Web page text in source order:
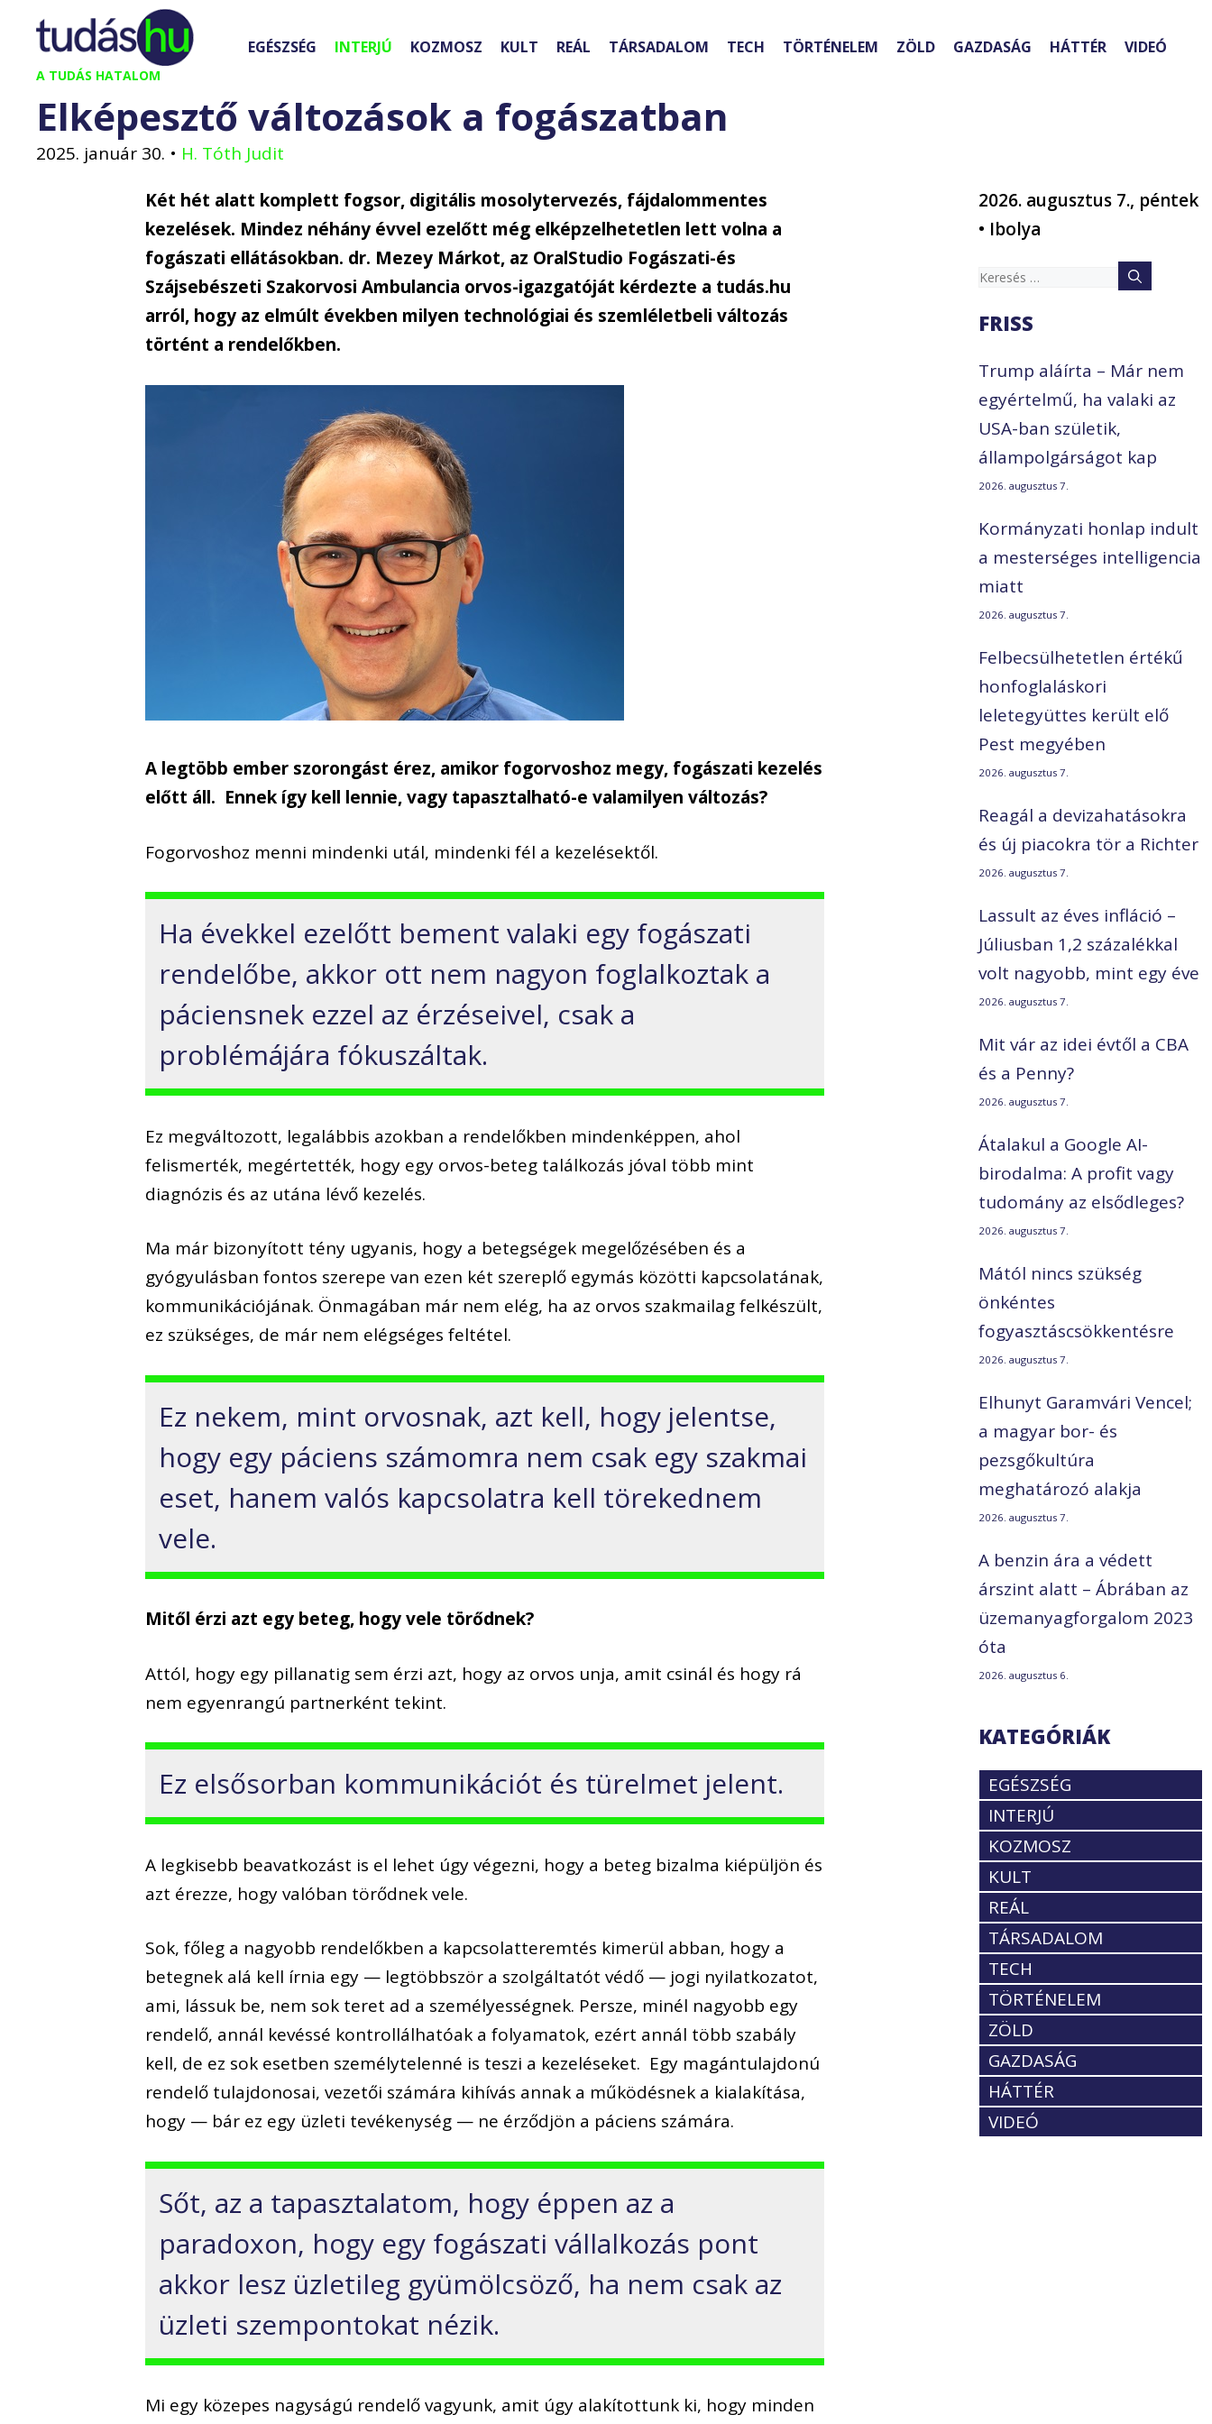
Kilépés
tartalomba
A TUDÁS HATALOM
EGÉSZSÉG INTERJÚ KOZMOSZ KULT REÁL TÁRSADALOM TECH TÖRTÉNELEM ZÖLD GAZDASÁG HÁTTÉR VIDEÓ
Elképesztő változások a fogászatban
2025. január 30. • H. Tóth Judit
Két hét alatt komplett fogsor, digitális mosolytervezés, fájdalommentes
kezelések. Mindez néhány évvel ezelőtt még elképzelhetetlen lett volna a
fogászati ellátásokban. dr. Mezey Márkot, az OralStudio Fogászati-és
Szájsebészeti Szakorvosi Ambulancia orvos-igazgatóját kérdezte a tudás.hu
arról, hogy az elmúlt években milyen technológiai és szemléletbeli változás
történt a rendelőkben.
A legtöbb ember szorongást érez, amikor fogorvoshoz megy, fogászati kezelés
előtt áll. Ennek így kell lennie, vagy tapasztalható-e valamilyen változás?
Fogorvoshoz menni mindenki utál, mindenki fél a kezelésektől.
Ha évekkel ezelőtt bement valaki egy fogászati
rendelőbe, akkor ott nem nagyon foglalkoztak a
páciensnek ezzel az érzéseivel, csak a
problémájára fókuszáltak.
Ez megváltozott, legalábbis azokban a rendelőkben mindenképpen, ahol
felismerték, megértették, hogy egy orvos-beteg találkozás jóval több mint
diagnózis és az utána lévő kezelés.
Ma már bizonyított tény ugyanis, hogy a betegségek megelőzésében és a
gyógyulásban fontos szerepe van ezen két szereplő egymás közötti kapcsolatának,
kommunikációjának. Önmagában már nem elég, ha az orvos szakmailag felkészült,
ez szükséges, de már nem elégséges feltétel.
Ez nekem, mint orvosnak, azt kell, hogy jelentse,
hogy egy páciens számomra nem csak egy szakmai
eset, hanem valós kapcsolatra kell törekednem
vele.
Mitől érzi azt egy beteg, hogy vele törődnek?
Attól, hogy egy pillanatig sem érzi azt, hogy az orvos unja, amit csinál és hogy rá
nem egyenrangú partnerként tekint.
Ez elsősorban kommunikációt és türelmet jelent.
A legkisebb beavatkozást is el lehet úgy végezni, hogy a beteg bizalma kiépüljön és
azt érezze, hogy valóban törődnek vele.
Sok, főleg a nagyobb rendelőkben a kapcsolatteremtés kimerül abban, hogy a
betegnek alá kell írnia egy — legtöbbször a szolgáltatót védő — jogi nyilatkozatot,
ami, lássuk be, nem sok teret ad a személyességnek. Persze, minél nagyobb egy
rendelő, annál kevéssé kontrollálhatóak a folyamatok, ezért annál több szabály
kell, de ez sok esetben személytelenné is teszi a kezeléseket. Egy magántulajdonú
rendelő tulajdonosai, vezetői számára kihívás annak a működésnek a kialakítása,
hogy — bár ez egy üzleti tevékenység — ne érződjön a páciens számára.
Sőt, az a tapasztalatom, hogy éppen az a
paradoxon, hogy egy fogászati vállalkozás pont
akkor lesz üzletileg gyümölcsöző, ha nem csak az
üzleti szempontokat nézik.
Mi egy közepes nagyságú rendelő vagyunk, amit úgy alakítottunk ki, hogy minden
2026. augusztus 7., péntek
• Ibolya
Keresés:
FRISS
Trump aláírta – Már nem
egyértelmű, ha valaki az
USA-ban születik,
állampolgárságot kap
2026. augusztus 7.
Kormányzati honlap indult
a mesterséges intelligencia
miatt
2026. augusztus 7.
Felbecsülhetetlen értékű
honfoglaláskori
leletegyüttes került elő
Pest megyében
2026. augusztus 7.
Reagál a devizahatásokra
és új piacokra tör a Richter
2026. augusztus 7.
Lassult az éves infláció –
Júliusban 1,2 százalékkal
volt nagyobb, mint egy éve
2026. augusztus 7.
Mit vár az idei évtől a CBA
és a Penny?
2026. augusztus 7.
Átalakul a Google AI-
birodalma: A profit vagy
tudomány az elsődleges?
2026. augusztus 7.
Mától nincs szükség
önkéntes
fogyasztáscsökkentésre
2026. augusztus 7.
Elhunyt Garamvári Vencel;
a magyar bor- és
pezsgőkultúra
meghatározó alakja
2026. augusztus 7.
A benzin ára a védett
árszint alatt – Ábrában az
üzemanyagforgalom 2023
óta
2026. augusztus 6.
KATEGÓRIÁK
EGÉSZSÉG
INTERJÚ
KOZMOSZ
KULT
REÁL
TÁRSADALOM
TECH
TÖRTÉNELEM
ZÖLD
GAZDASÁG
HÁTTÉR
VIDEÓ